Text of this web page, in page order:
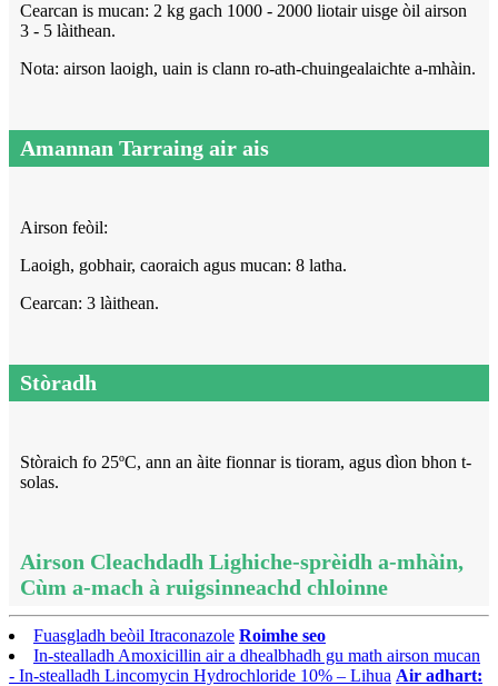
Cearcan is mucan: 2 kg gach 1000 - 2000 liotair uisge òil airson
3 - 5 làithean.
Nota: airson laoigh, uain is clann ro-ath-chuingealaichte a-mhàin.
Amannan Tarraing air ais
Airson feòil:
Laoigh, gobhair, caoraich agus mucan: 8 latha.
Cearcan: 3 làithean.
Stòradh
Stòraich fo 25ºC, ann an àite fionnar is tioram, agus dìon bhon t-
solas.
Airson Cleachdadh Lighiche-sprèidh a-mhàin,
Cùm a-mach à ruigsinneachd chloinne
Fuasgladh beòil Itraconazole Roimhe seo
In-stealladh Amoxicillin air a dhealbhadh gu math airson mucan
- In-stealladh Lincomycin Hydrochloride 10% – Lihua Air adhart: